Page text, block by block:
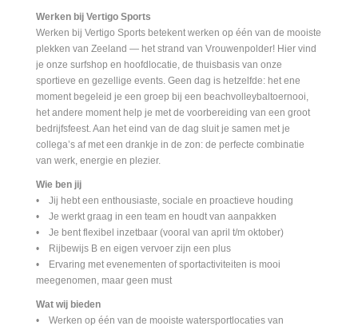
Werken bij Vertigo Sports
Werken bij Vertigo Sports betekent werken op één van de mooiste
plekken van Zeeland — het strand van Vrouwenpolder! Hier vind
je onze surfshop en hoofdlocatie, de thuisbasis van onze
sportieve en gezellige events. Geen dag is hetzelfde: het ene
moment begeleid je een groep bij een beachvolleybaltoernooi,
het andere moment help je met de voorbereiding van een groot
bedrijfsfeest. Aan het eind van de dag sluit je samen met je
collega’s af met een drankje in de zon: de perfecte combinatie
van werk, energie en plezier.
Wie ben jij
• Jij hebt een enthousiaste, sociale en proactieve houding
• Je werkt graag in een team en houdt van aanpakken
• Je bent flexibel inzetbaar (vooral van april t/m oktober)
• Rijbewijs B en eigen vervoer zijn een plus
• Ervaring met evenementen of sportactiviteiten is mooi
meegenomen, maar geen must
Wat wij bieden
• Werken op één van de mooiste watersportlocaties van